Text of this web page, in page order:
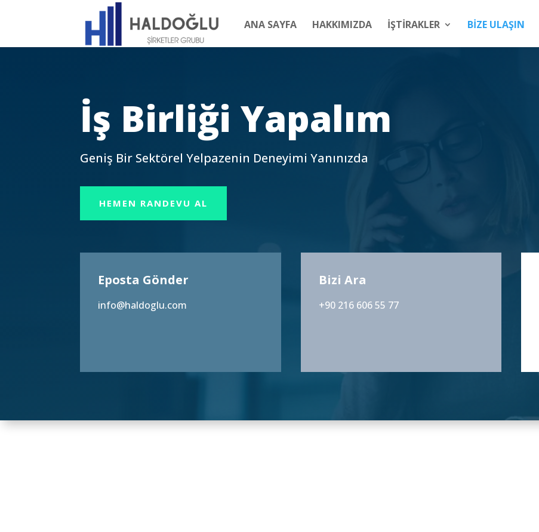
ANA SAYFA HAKKIMIZDA İŞTİRAKLER BİZE ULAŞIN
İş Birliği Yapalım
Geniş Bir Sektörel Yelpazenin Deneyimi Yanınızda
HEMEN RANDEVU AL
Eposta Gönder
info@haldoglu.com
Bizi Ara
+90 216 606 55 77